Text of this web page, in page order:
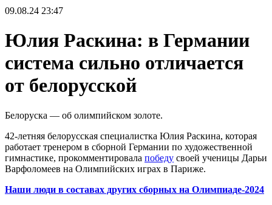
09.08.24 23:47
Юлия Раскина: в Германии
система сильно отличается
от белорусской
Белоруска — об олимпийском золоте.
42-летняя белорусская специалистка Юлия Раскина, которая
работает тренером в сборной Германии по художественной
гимнастике, прокомментировала победу своей ученицы Дарьи
Варфоломеев на Олимпийских играх в Париже.
Наши люди в составах других сборных на Олимпиаде-2024